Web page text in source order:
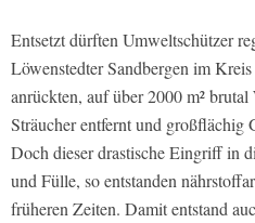
Entsetzt dürften Umweltschützer
Löwenstedter Sandbergen im
anrückten, auf über 2000 m²
Sträucher entfernt und großflächig
Doch dieser drastische Eingriff in
und Fülle, so entstanden
früheren Zeiten. Damit entstand